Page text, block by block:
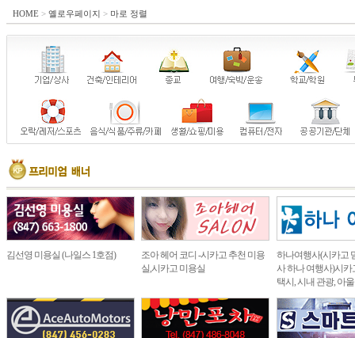
HOME > 옐로우페이지 > 마로 정렬
김선영 미용실 (나일스 1호점)
조아 헤어 코디 -시카고 추천 미용
실,시카고 미용실
하나여행사(시카고
사 하나 여행사)시카
택시, 시내 관광, 아